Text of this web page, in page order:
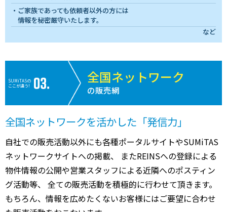
ご家族であっても依頼者以外の方には
情報を秘密厳守いたします。
など
SUMiTASの
ここが違う!
全国ネットワーク
の販売網
全国ネットワークを活かした「発信力」
自社での販売活動以外にも各種ポータルサイトやSUMiTAS
ネットワークサイトへの掲載、 またREINSへの登録による
物件情報の公開や営業スタッフによる近隣へのポスティン
グ活動等、 全ての販売活動を積極的に行わせて頂きます。
もちろん、情報を広めたくないお客様にはご要望に合わせ